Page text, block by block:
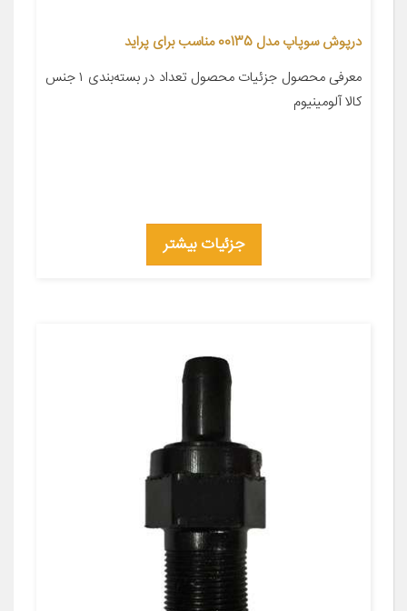
درپوش سوپاپ مدل 00135 مناسب برای پراید
معرفی محصول جزئیات محصول تعداد در بسته‌بندی ۱ جنس
کالا آلومینیوم
جزئیات بیشتر